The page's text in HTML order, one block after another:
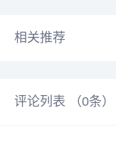
相关推荐
评论列表 （0条）